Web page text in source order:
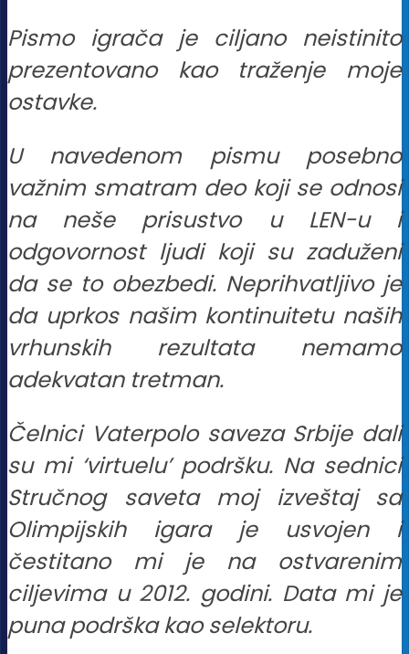
Pismo igrača je ciljano neistinito
prezentovano kao traženje moje
ostavke.
U navedenom pismu posebno
važnim smatram deo koji se odnosi
na neše prisustvo u LEN-u i
odgovornost ljudi koji su zaduženi
da se to obezbedi. Neprihvatljivo je
da uprkos našim kontinuitetu naših
vrhunskih rezultata nemamo
adekvatan tretman.
Čelnici Vaterpolo saveza Srbije dali
su mi ‘virtuelu’ podršku. Na sednici
Stručnog saveta moj izveštaj sa
Olimpijskih igara je usvojen i
čestitano mi je na ostvarenim
ciljevima u 2012. godini. Data mi je
puna podrška kao selektoru.